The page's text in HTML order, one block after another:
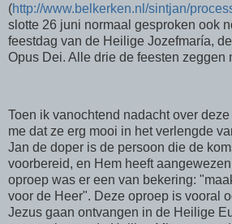
(http://www.belkerken.nl/sintjan/
slotte 26 juni normaal gesproken ook
feestdag van de Heilige Jozefmaría,
Opus Dei. Alle drie de feesten zeggen
Toen ik vanochtend nadacht over
me dat ze erg mooi in het verlengde
Jan de doper is de persoon die de
voorbereid, en Hem heeft
oproep was er een van bekering:
voor de Heer". Deze oproep is vooral
Jezus gaan ontvangen in de Heilige